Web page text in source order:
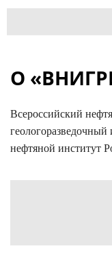
О
Всероссийский
нефтяной институт